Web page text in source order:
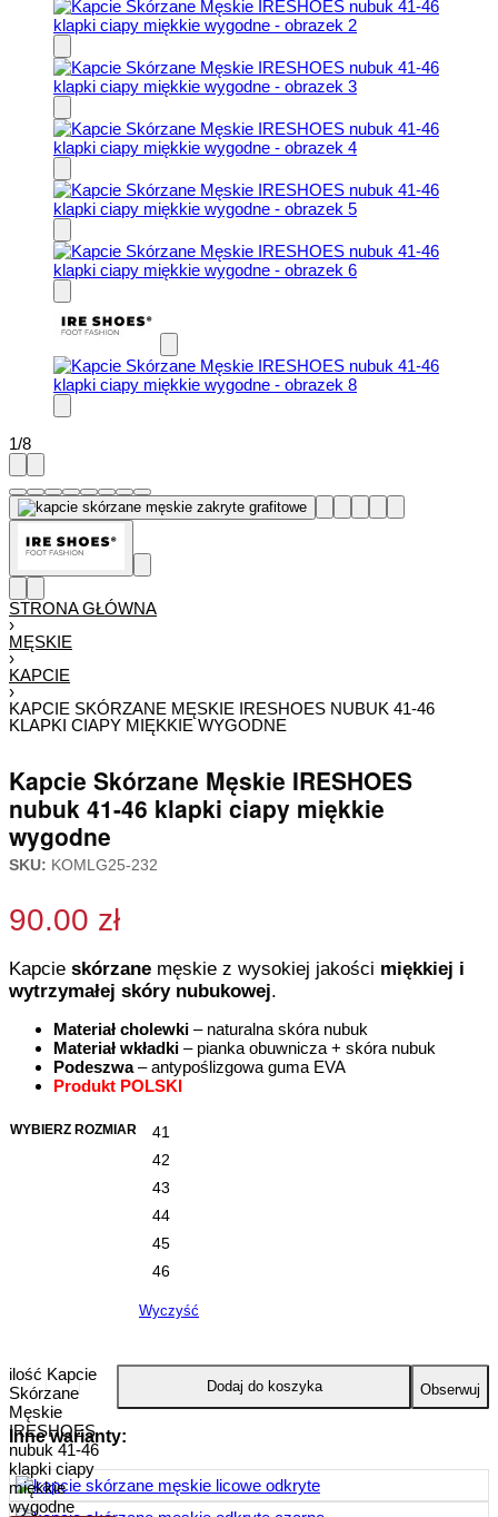
1/8
STRONA GŁÓWNA
›
MĘSKIE
›
KAPCIE
›
KAPCIE SKÓRZANE MĘSKIE IRESHOES NUBUK 41-46
KLAPKI CIAPY MIĘKKIE WYGODNE
Kapcie Skórzane Męskie IRESHOES
nubuk 41-46 klapki ciapy miękkie
wygodne
SKU: KOMLG25-232
90.00 zł
Kapcie skórzane męskie z wysokiej jakości miękkiej i
wytrzymałej skóry nubukowej.
Materiał cholewki – naturalna skóra nubuk
Materiał wkładki – pianka obuwnicza + skóra nubuk
Podeszwa– antypoślizgowa guma EVA
Produkt POLSKI
WYBIERZ ROZMIAR
41
42
43
44
45
46
Wyczyść
ilość Kapcie
Skórzane
Męskie
IRESHOES
nubuk 41-46
klapki ciapy
miękkie
wygodne
Dodaj do koszyka Obserwuj
Inne warianty: